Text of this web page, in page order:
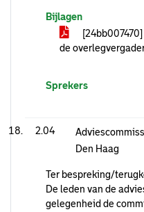
Bijlagen
de
Sprekers
2.04
Den Haag
Ter bespreking/
De leden van de
gelegenheid de